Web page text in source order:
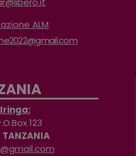
ALM
123
TANZANIA